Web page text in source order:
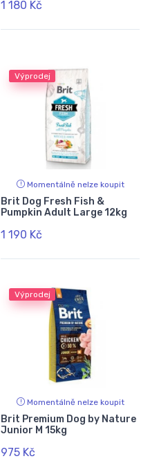
1 180 Kč
Výprodej
Momentálně nelze koupit
Brit Dog Fresh Fish &
Pumpkin Adult Large 12kg
1 190 Kč
Výprodej
Momentálně nelze koupit
Brit Premium Dog by Nature
Junior M 15kg
975 Kč